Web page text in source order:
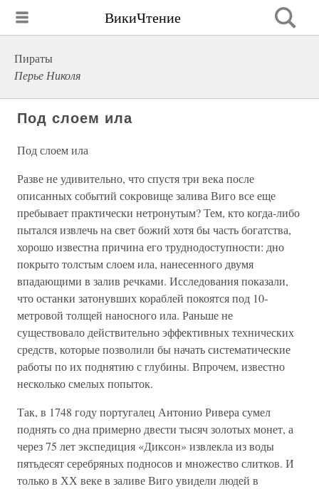
ВикиЧтение
Пираты
Перье Николя
Под слоем ила
Под слоем ила
Разве не удивительно, что спустя три века после
описанных событий сокровище залива Виго все еще
пребывает практически нетронутым? Тем, кто когда-либо
пытался извлечь на свет божий хотя бы часть богатства,
хорошо известна причина его труднодоступности: дно
покрыто толстым слоем ила, нанесенного двумя
впадающими в залив речками. Исследования показали,
что останки затонувших кораблей покоятся под 10-
метровой толщей наносного ила. Раньше не
существовало действительно эффективных технических
средств, которые позволили бы начать систематические
работы по их поднятию с глубины. Впрочем, известно
несколько смелых попыток.
Так, в 1748 году португалец Антонио Ривера сумел
поднять со дна примерно двести тысяч золотых монет, а
через 75 лет экспедиция «Диксон» извлекла из воды
пятьдесят серебряных подносов и множество слитков. И
только в ХХ веке в заливе Виго увидели людей в